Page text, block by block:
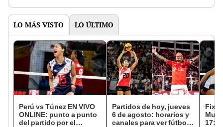
LO MÁS VISTO LO ÚLTIMO
Perú vs Túnez EN VIVO
ONLINE: punto a punto
del partido por el
Partidos de hoy, jueves
6 de agosto: horarios y
canales para ver fútbol
17: